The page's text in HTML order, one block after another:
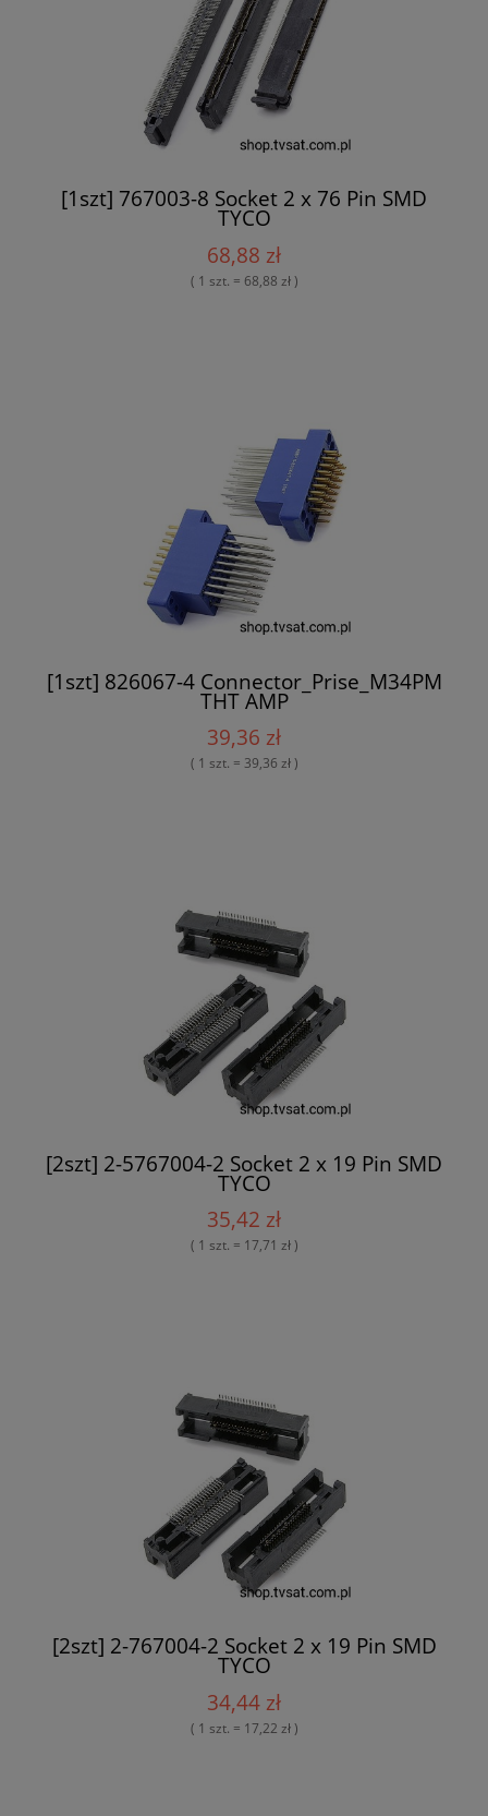
[1szt] 767003-8 Socket 2 x 76 Pin SMD
TYCO
68,88 zł
( 1 szt. = 68,88 zł )
[1szt] 826067-4 Connector_Prise_M34PM
THT AMP
39,36 zł
( 1 szt. = 39,36 zł )
[2szt] 2-5767004-2 Socket 2 x 19 Pin SMD
TYCO
35,42 zł
( 1 szt. = 17,71 zł )
[2szt] 2-767004-2 Socket 2 x 19 Pin SMD
TYCO
34,44 zł
( 1 szt. = 17,22 zł )